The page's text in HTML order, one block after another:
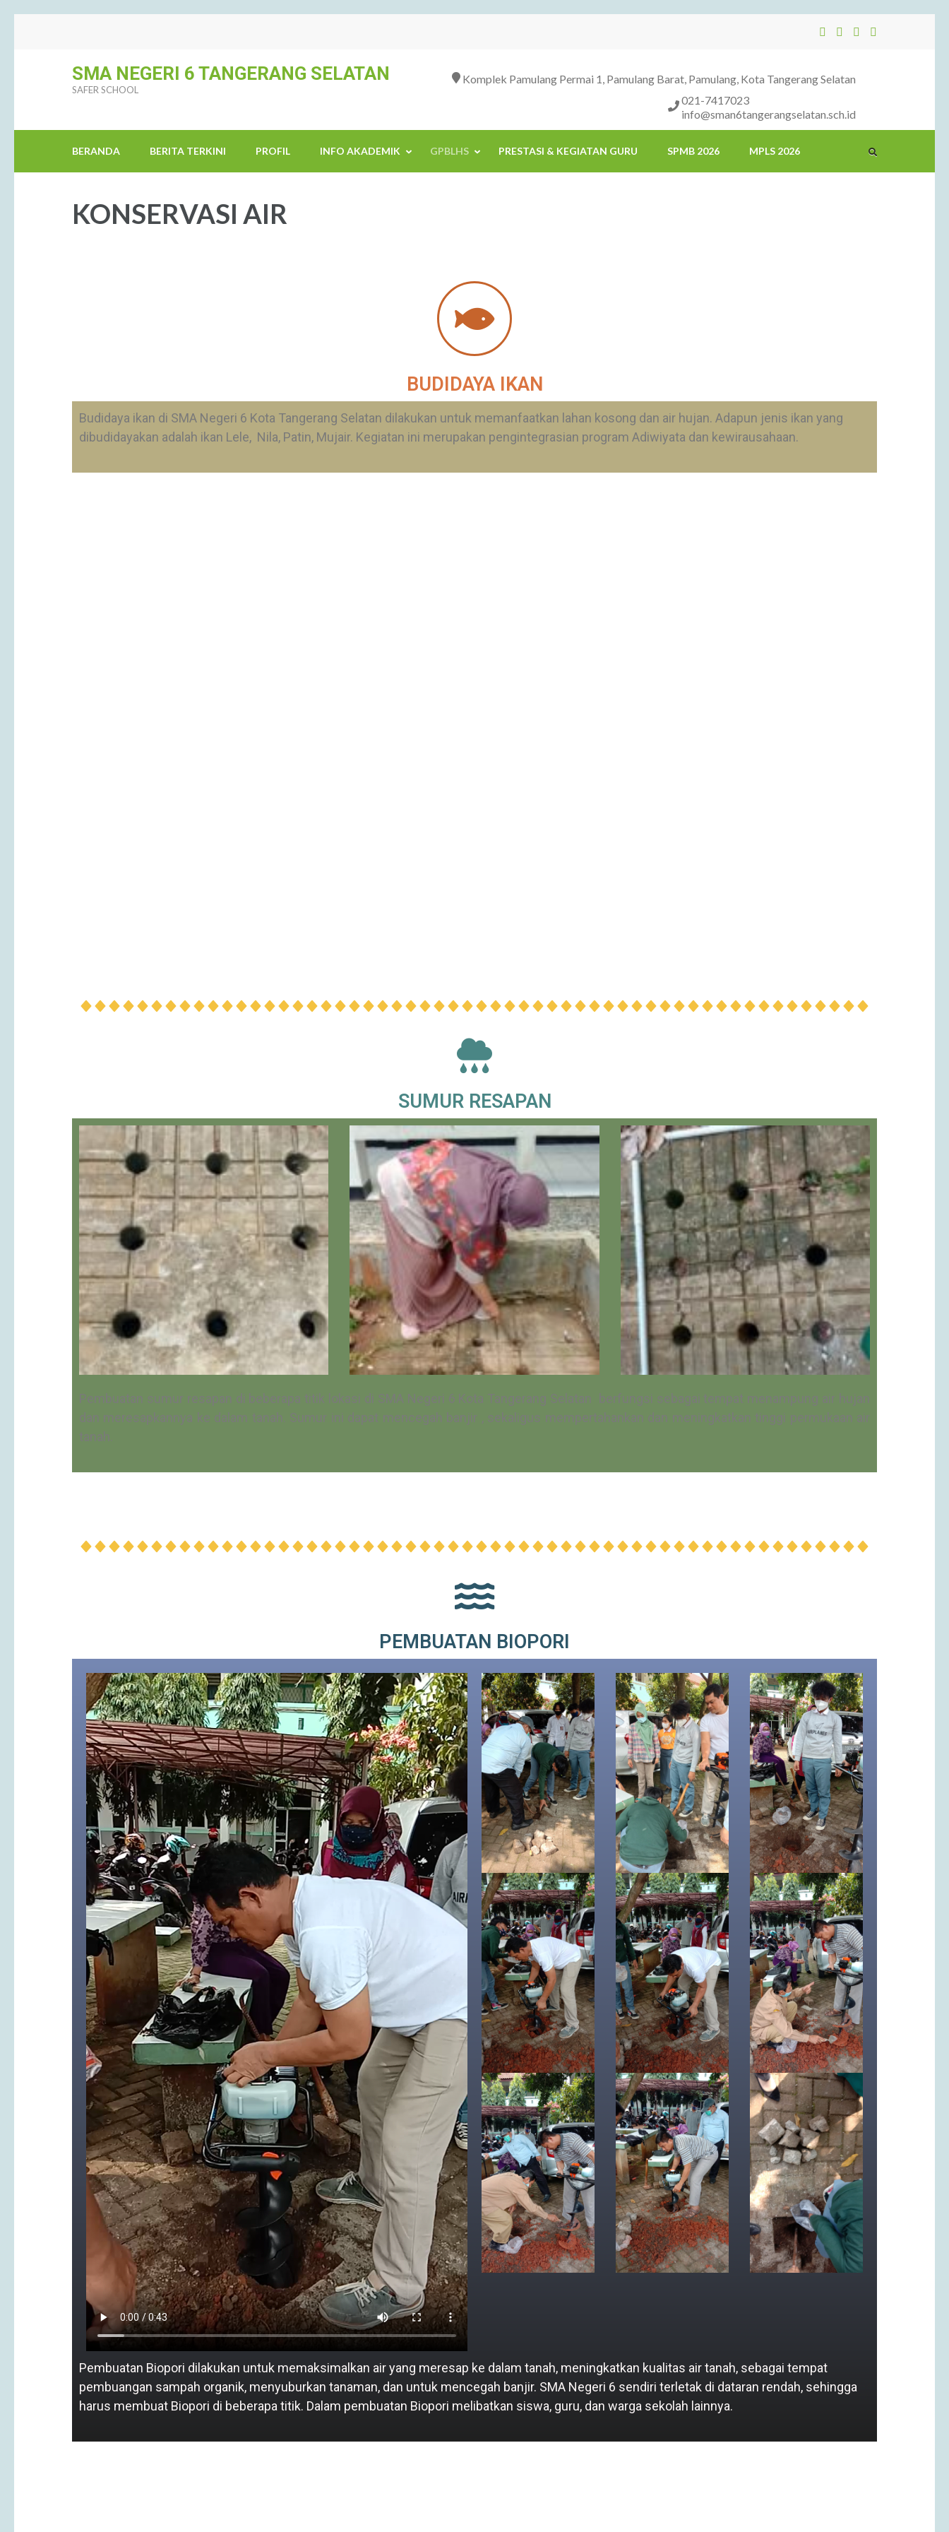
SMA NEGERI 6 TANGERANG SELATAN
SAFER SCHOOL
Komplek Pamulang Permai 1, Pamulang Barat, Pamulang, Kota Tangerang Selatan
021-7417023
info@sman6tangerangselatan.sch.id
BERANDA BERITA TERKINI PROFIL INFO AKADEMIK GPBLHS PRESTASI & KEGIATAN GURU SPMB 2026 MPLS 2026
KONSERVASI AIR
BUDIDAYA IKAN
Budidaya ikan di SMA Negeri 6 Kota Tangerang Selatan dilakukan untuk memanfaatkan lahan kosong dan air hujan. Adapun jenis ikan yang
dibudidayakan adalah ikan Lele, Nila, Patin, Mujair. Kegiatan ini merupakan pengintegrasian program Adiwiyata dan kewirausahaan.
SUMUR RESAPAN
Pembuatan sumur resapan di beberapa titik lokasi di SMA Negeri 6 Kota Tangerang Selatan berfungsi sebagai tempat menampung air hujan
dan meresapkannya ke dalam tanah. Sumur ini dapat mencegah banjir , sekaligus mempertahankan dan meningkatkan tinggi permukaan air
tanah.
PEMBUATAN BIOPORI
Pembuatan Biopori dilakukan untuk memaksimalkan air yang meresap ke dalam tanah, meningkatkan kualitas air tanah, sebagai tempat
pembuangan sampah organik, menyuburkan tanaman, dan untuk mencegah banjir. SMA Negeri 6 sendiri terletak di dataran rendah, sehingga
harus membuat Biopori di beberapa titik. Dalam pembuatan Biopori melibatkan siswa, guru, dan warga sekolah lainnya.